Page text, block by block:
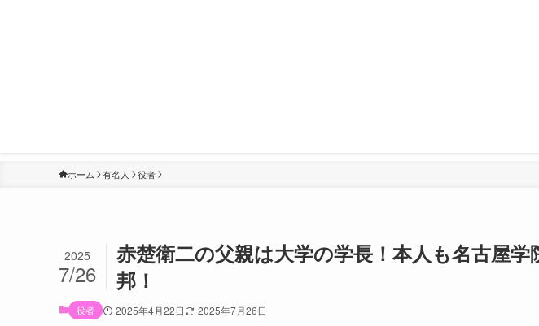
ホーム 有名人 役者
赤楚衛二の父親は大学の学長！本人も名古屋
邦！
2025
7/26
役者 2025年4月22日 2025年7月26日